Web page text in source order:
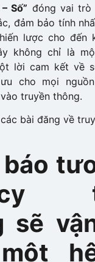
Số” đóng vai trò
đảm bảo tính
lược cho đến
không chỉ là
lời cam kết về
cho mọi
truyền thông.
bài đăng về
sẽ